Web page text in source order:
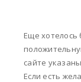
Еще
сайте
Если есть